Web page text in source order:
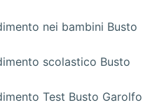
nei bambini Busto
scolastico Busto
Test Busto Garolfo